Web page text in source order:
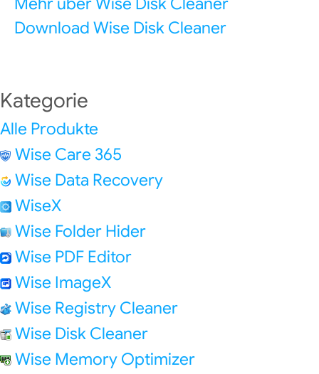
Download Wise Disk Cleaner
Kategorie
Alle Produkte
Wise Care 365
Wise Data Recovery
WiseX
Wise Folder Hider
Wise PDF Editor
Wise ImageX
Wise Registry Cleaner
Wise Disk Cleaner
Wise Memory Optimizer